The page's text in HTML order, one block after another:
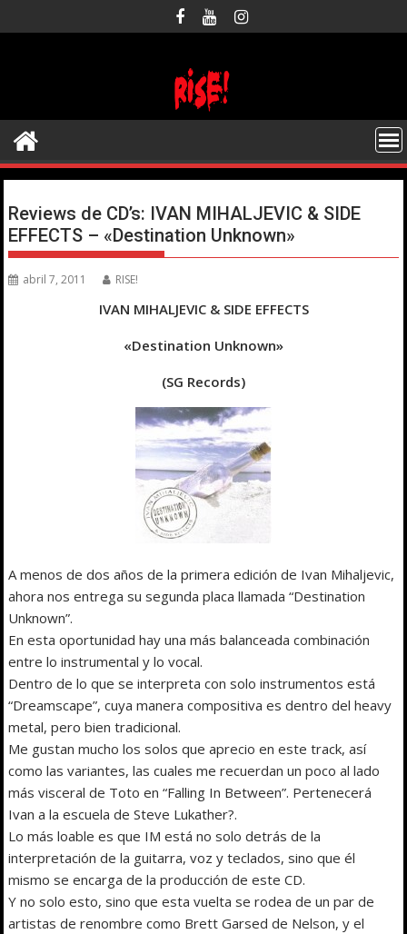
al
Reviews de CD’s: IVAN MIHALJEVIC & SIDE
EFFECTS – «Destination Unknown»
abril 7, 2011 RISE!
IVAN MIHALJEVIC & SIDE EFFECTS
«Destination Unknown»
(SG Records)
A menos de dos años de la primera edición de Ivan Mihaljevic,
ahora nos entrega su segunda placa llamada “Destination
Unknown”.
En esta oportunidad hay una más balanceada combinación
entre lo instrumental y lo vocal.
Dentro de lo que se interpreta con solo instrumentos está
“Dreamscape”, cuya manera compositiva es dentro del heavy
metal, pero bien tradicional.
Me gustan mucho los solos que aprecio en este track, así
como las variantes, las cuales me recuerdan un poco al lado
más visceral de Toto en “Falling In Between”. Pertenecerá
Ivan a la escuela de Steve Lukather?.
Lo más loable es que IM está no solo detrás de la
interpretación de la guitarra, voz y teclados, sino que él
mismo se encarga de la producción de este CD.
Y no solo esto, sino que esta vuelta se rodea de un par de
artistas de renombre como Brett Garsed de Nelson, y el